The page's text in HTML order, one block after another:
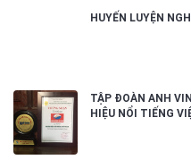
HUYẾN LUYỆN
TẬP ĐOÀN ANH
HIỆU NỔI TIẾNG